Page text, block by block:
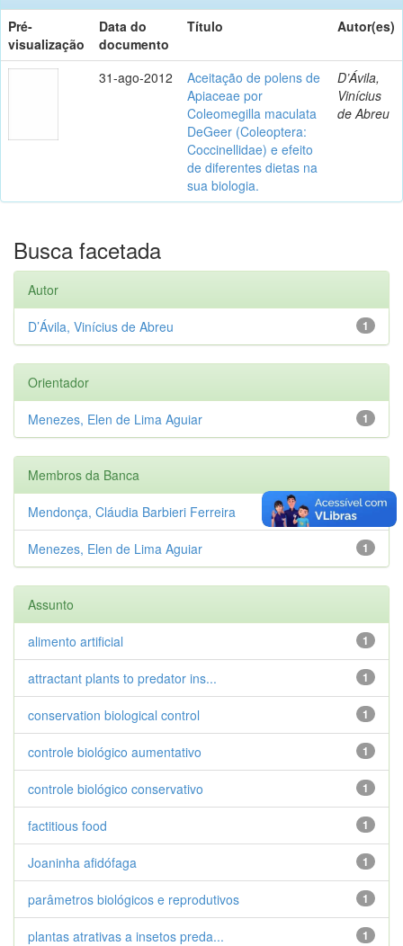
Pré-
visualização
Data do
documento
Título Autor(es)
31-ago-2012
Aceitação de polens de
Apiaceae por
Coleomegilla maculata
DeGeer (Coleoptera:
Coccinellidae) e efeito
de diferentes dietas na
sua biologia.
D’Ávila,
Vinícius
de Abreu
Busca facetada
Autor
1
D’Ávila, Vinícius de Abreu
Orientador
1
Menezes, Elen de Lima Aguiar
Membros da Banca
1
Mendonça, Cláudia Barbieri Ferreira
1
Menezes, Elen de Lima Aguiar
Assunto
1
alimento artificial
1
attractant plants to predator ins...
1
conservation biological control
1
controle biológico aumentativo
1
controle biológico conservativo
1
factitious food
1
Joaninha afidófaga
1
parâmetros biológicos e reprodutivos
1
plantas atrativas a insetos preda...